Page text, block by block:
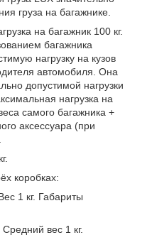
груза на багажнике.
на багажник 100 кг.
багажника
нагрузку на кузов
автомобиля. Она
допустимой нагрузки
нагрузка на
самого багажника +
аксессуара (при
коробках:
1 кг. Габариты
вес 1 кг.